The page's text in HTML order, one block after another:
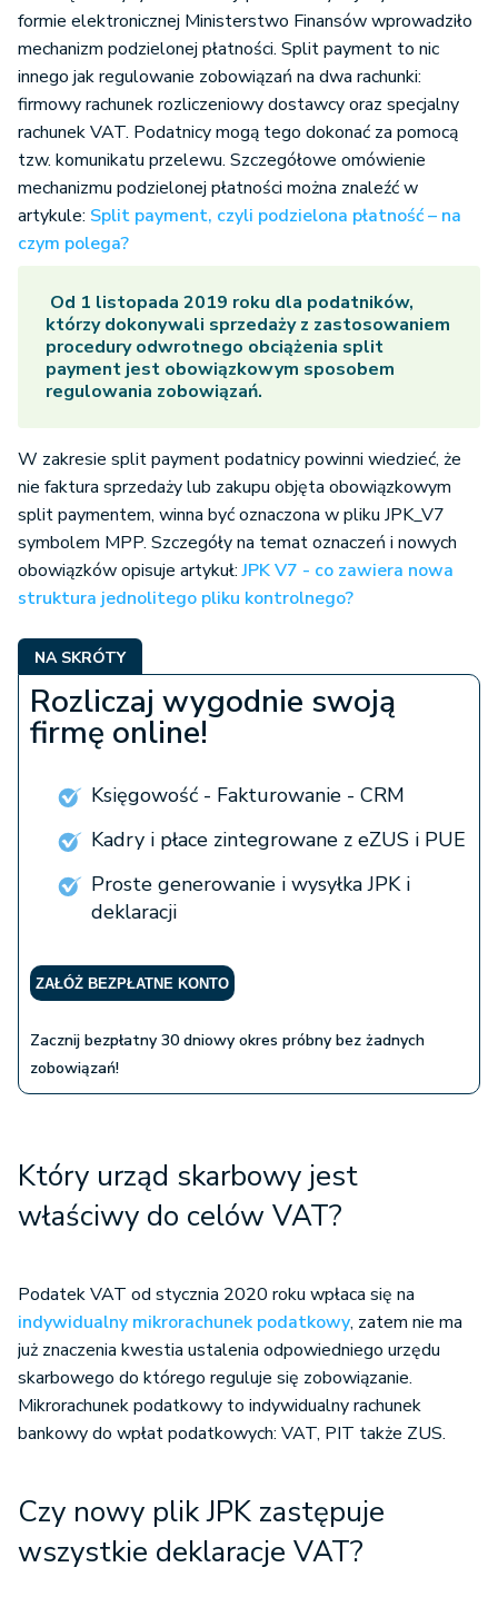
formie elektronicznej Ministerstwo Finansów wprowadziło
mechanizm podzielonej płatności. Split payment to nic
innego jak regulowanie zobowiązań na dwa rachunki:
firmowy rachunek rozliczeniowy dostawcy oraz specjalny
rachunek VAT. Podatnicy mogą tego dokonać za pomocą
tzw. komunikatu przelewu. Szczegółowe omówienie
mechanizmu podzielonej płatności można znaleźć w
artykule: Split payment, czyli podzielona płatność – na
czym polega?
Od 1 listopada 2019 roku dla podatników,
którzy dokonywali sprzedaży z zastosowaniem
procedury odwrotnego obciążenia split
payment jest obowiązkowym sposobem
regulowania zobowiązań.
W zakresie split payment podatnicy powinni wiedzieć, że
nie faktura sprzedaży lub zakupu objęta obowiązkowym
split paymentem, winna być oznaczona w pliku JPK_V7
symbolem MPP. Szczegóły na temat oznaczeń i nowych
obowiązków opisuje artykuł:JPK V7 - co zawiera nowa
struktura jednolitego pliku kontrolnego?
NA SKRÓTY
Rozliczaj wygodnie swoją
firmę online!
Księgowość - Fakturowanie - CRM
Kadry i płace zintegrowane z eZUS i PUE
Proste generowanie i wysyłka JPK i
deklaracji
ZAŁÓŻ BEZPŁATNE KONTO
Zacznij bezpłatny 30 dniowy okres próbny bez żadnych
zobowiązań!
Który urząd skarbowy jest
właściwy do celów VAT?
Podatek VAT od stycznia 2020 roku wpłaca się na
indywidualny mikrorachunek podatkowy, zatem nie ma
już znaczenia kwestia ustalenia odpowiedniego urzędu
skarbowego do którego reguluje się zobowiązanie.
Mikrorachunek podatkowy to indywidualny rachunek
bankowy do wpłat podatkowych: VAT, PIT także ZUS.
Czy nowy plik JPK zastępuje
wszystkie deklaracje VAT?